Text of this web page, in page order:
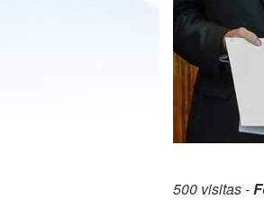
500 visitas -